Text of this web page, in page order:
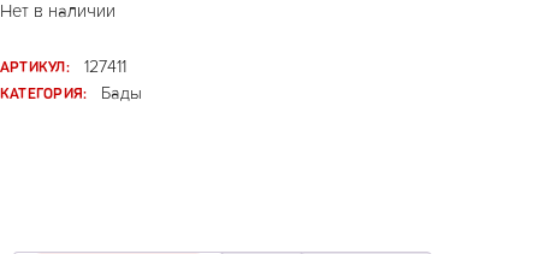
Нет в наличии
АРТИКУЛ:
127411
КАТЕГОРИЯ:
Бады